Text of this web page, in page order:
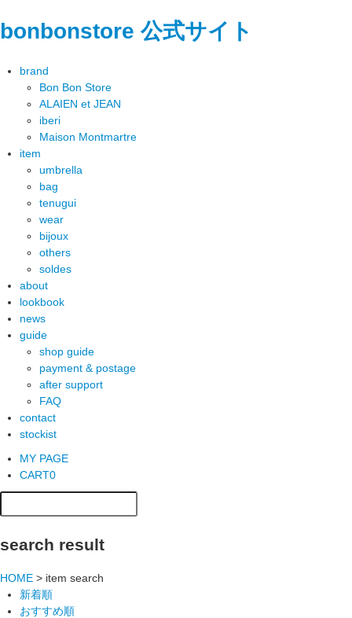
bonbonstore 公式サイト
brand
Bon Bon Store
ALAIEN et JEAN
iberi
Maison Montmartre
item
umbrella
bag
tenugui
wear
bijoux
others
soldes
about
lookbook
news
guide
shop guide
payment & postage
after support
FAQ
contact
stockist
MY PAGE
CART0
search result
HOME > item search
新着順
おすすめ順